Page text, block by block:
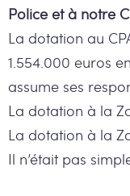
Police et à notre
La dotation au
1.554.000 euros
assume ses
La dotation à la
La dotation à la
Il n’était pas